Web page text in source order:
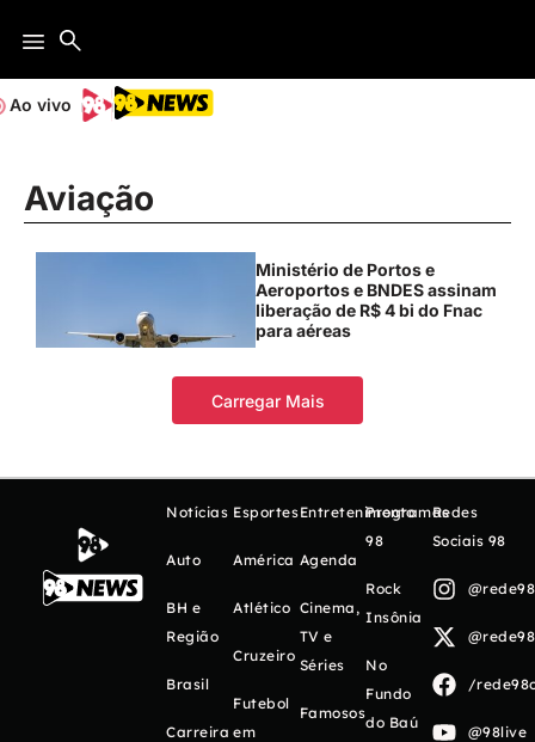
Ao vivo
Aviação
Ministério de Portos e
Aeroportos e BNDES assinam
liberação de R$ 4 bi do Fnac
para aéreas
Carregar Mais
Notícias
Auto
BH e
Região
Brasil
Carreira
Esportes
América
Atlético
Cruzeiro
Futebol
em
Entretenimento
Agenda
Cinema,
TV e
Séries
Famosos
Programas
98
Rock
Insônia
No
Fundo
do Baú
Redes
Sociais 98
/
@98live